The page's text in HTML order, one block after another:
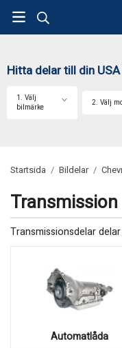
Hitta delar till din
1. Välj
bilmärke
2. Välj
Startsida / Bildelar /
Transmission
Transmissionsdelar
Automatlåda